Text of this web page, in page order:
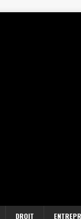
DROIT